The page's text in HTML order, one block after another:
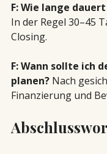
F: Wie lange
In der Regel 30–45
Closing.
F: Wann sollte ich
planen? Nach
Finanzierung und